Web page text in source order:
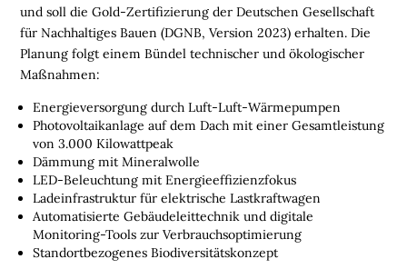
E
N
L
G
I
S
T
I
K
R
E
und soll die Gold-Zertifizierung der Deutschen Gesellschaft
für Nachhaltiges Bauen (DGNB, Version 2023) erhalten. Die
Planung folgt einem Bündel technischer und ökologischer
Maßnahmen:
Energieversorgung durch Luft-Luft-Wärmepumpen
Photovoltaikanlage auf dem Dach mit einer Gesamtleistung
von 3.000 Kilowattpeak
Dämmung mit Mineralwolle
LED-Beleuchtung mit Energieeffizienzfokus
Ladeinfrastruktur für elektrische Lastkraftwagen
Automatisierte Gebäudeleittechnik und digitale
Monitoring-Tools zur Verbrauchsoptimierung
Standortbezogenes Biodiversitätskonzept